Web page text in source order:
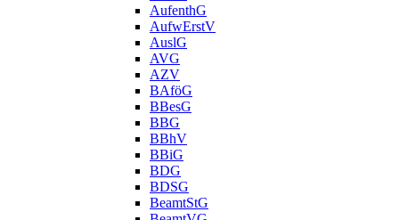
AufenthG
AufwErstV
AuslG
AVG
AZV
BAföG
BBesG
BBG
BBhV
BBiG
BDG
BDSG
BeamtStG